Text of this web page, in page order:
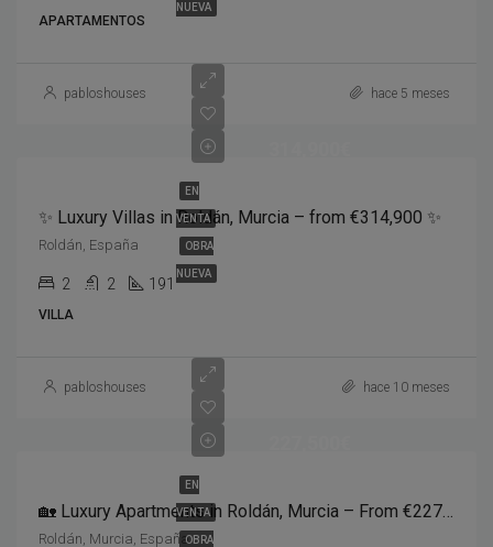
NUEVA
APARTAMENTOS
pabloshouses hace 5 meses
EN
VENTA
OBRA
NUEVA
✨ Luxury Villas in Roldán, Murcia – from €314,900 ✨
Roldán, España
2 2 191
VILLA
pabloshouses hace 10 meses
EN
VENTA
OBRA
🏡 Luxury Apartments in Roldán, Murcia – From €227,500 ☀️
Roldán, Murcia, España